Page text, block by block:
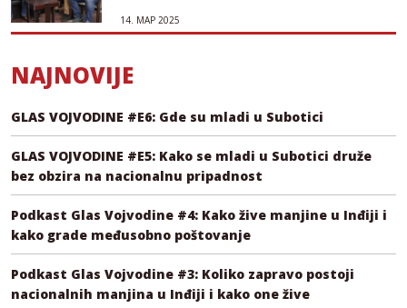
14. МАР 2025
NAJNOVIJE
GLAS VOJVODINE #E6: Gde su mladi u Subotici
GLAS VOJVODINE #E5: Kako se mladi u Subotici druže
bez obzira na nacionalnu pripadnost
Podkast Glas Vojvodine #4: Kako žive manjine u Inđiji i
kako grade međusobno poštovanje
Podkast Glas Vojvodine #3: Koliko zapravo postoji
nacionalnih manjina u Inđiji i kako one žive